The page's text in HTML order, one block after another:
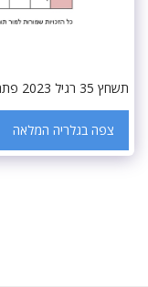
תשחץ 35 רגיל 2023 פתרון
צפה בגלריה המלאה